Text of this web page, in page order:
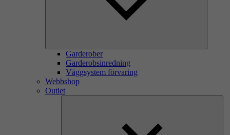
Garderober
Garderobsinredning
Väggsystem förvaring
Webbshop
Outlet